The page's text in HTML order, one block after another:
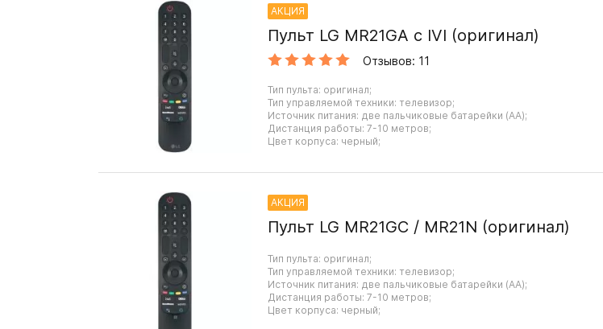
АКЦИЯ
Пульт LG MR21GA с IVI (оригинал)
Отзывов: 11
Тип пульта: оригинал;
Тип управляемой техники: телевизор;
Источник питания: две пальчиковые батарейки (AA);
Дистанция работы: 7-10 метров;
Цвет корпуса: черный;
АКЦИЯ
Пульт LG MR21GC / MR21N (оригинал)
Тип пульта: оригинал;
Тип управляемой техники: телевизор;
Источник питания: две пальчиковые батарейки (AA);
Дистанция работы: 7-10 метров;
Цвет корпуса: черный;